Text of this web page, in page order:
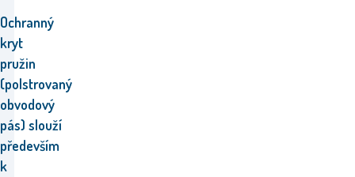
Ochranný
kryt
pružin
(polstrovaný
obvodový
pás) slouží
především
k